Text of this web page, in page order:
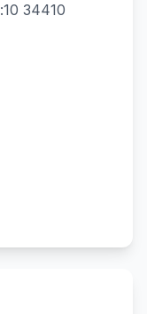
34410